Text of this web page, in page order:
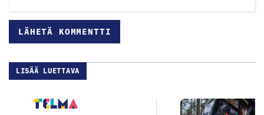
LISÄÄ LUETTAVA